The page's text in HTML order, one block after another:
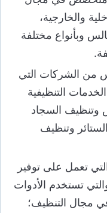
والخارجية،
وبأنواع مختلفة
من الشركات التي
التنظيفية
وتنظيف السجاد
وتنظيف
تعمل على توفير
تستخدم الأدوات
مجال التنظيف؛